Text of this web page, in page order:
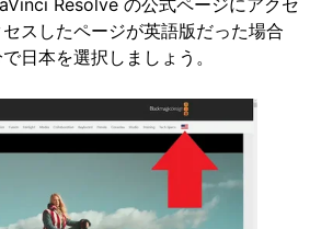
スしたページが英語版だった場合
日本を選択しましょう。